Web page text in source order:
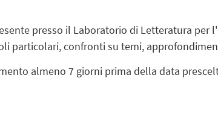
presso il Laboratorio di Letteratura per
particolari, confronti su temi,
almeno 7 giorni prima della data